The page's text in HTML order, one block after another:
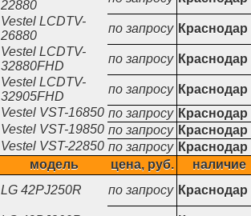
22880
Vestel LCDTV-
26880
по запросу Краснодар
Vestel LCDTV-
32880FHD
по запросу Краснодар
Vestel LCDTV-
32905FHD
по запросу Краснодар
Vestel VST-16850 по запросу Краснодар
Vestel VST-19850 по запросу Краснодар
Vestel VST-22850 по запросу Краснодар
модель цена, руб.
наличие
LG 42PJ250R по запросу Краснодар